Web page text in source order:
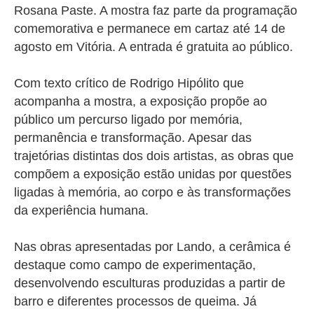
Rosana Paste. A mostra faz parte da programação
comemorativa e permanece em cartaz até 14 de
agosto em Vitória. A entrada é gratuita ao público.
Com texto crítico de Rodrigo Hipólito que
acompanha a mostra, a exposição propõe ao
público um percurso ligado por memória,
permanência e transformação. Apesar das
trajetórias distintas dos dois artistas, as obras que
compõem a exposição estão unidas por questões
ligadas à memória, ao corpo e às transformações
da experiência humana.
Nas obras apresentadas por Lando, a cerâmica é
destaque como campo de experimentação,
desenvolvendo esculturas produzidas a partir de
barro e diferentes processos de queima. Já